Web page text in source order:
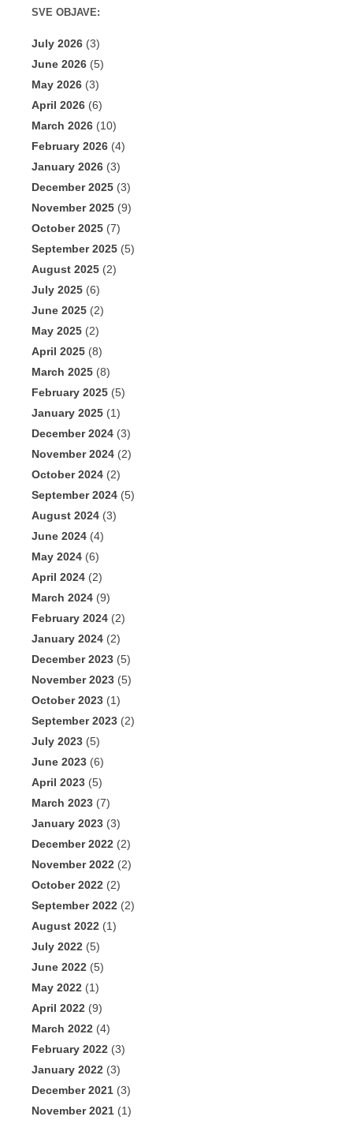
SVE OBJAVE:
July 2026 (3)
June 2026 (5)
May 2026 (3)
April 2026 (6)
March 2026 (10)
February 2026 (4)
January 2026 (3)
December 2025 (3)
November 2025 (9)
October 2025 (7)
September 2025 (5)
August 2025 (2)
July 2025 (6)
June 2025 (2)
May 2025 (2)
April 2025 (8)
March 2025 (8)
February 2025 (5)
January 2025 (1)
December 2024 (3)
November 2024 (2)
October 2024 (2)
September 2024 (5)
August 2024 (3)
June 2024 (4)
May 2024 (6)
April 2024 (2)
March 2024 (9)
February 2024 (2)
January 2024 (2)
December 2023 (5)
November 2023 (5)
October 2023 (1)
September 2023 (2)
July 2023 (5)
June 2023 (6)
April 2023 (5)
March 2023 (7)
January 2023 (3)
December 2022 (2)
November 2022 (2)
October 2022 (2)
September 2022 (2)
August 2022 (1)
July 2022 (5)
June 2022 (5)
May 2022 (1)
April 2022 (9)
March 2022 (4)
February 2022 (3)
January 2022 (3)
December 2021 (3)
November 2021 (1)